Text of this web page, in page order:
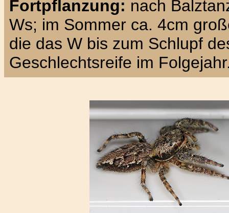
Fortpflanzung: nach
Ws; im Sommer ca. 4cm
die das W bis zum Schlupf
Geschlechtsreife im